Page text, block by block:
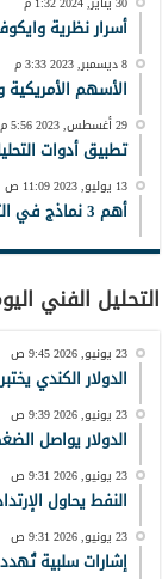
أسرار نظرية
8 ديسمبر, 2023 3:33 م
الأسهم الأمريكية وتوقعات 2024 –
29 أغسطس, 2023 5:56 م
تطبيق أدوات
13 يوليو, 2023 11:09 ص
أهم 3 نماذج في التحليل الفني
التحليل الفني
23 يونيو, 2026 9:45 ص
الدولار الكندي يختبر
23 يونيو, 2026 9:39 ص
الدولار يواصل الضغط
23 يونيو, 2026 9:31 ص
النفط يحاول الإرتداد
23 يونيو, 2026 9:31 ص
إشارات سلبية تُهدد